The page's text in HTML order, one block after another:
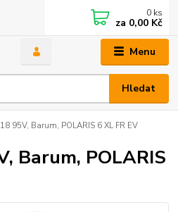
Menu
Hledat
0 ks
za 0,00 Kč
95V, Barum, POLARIS 6 XL FR EV
Barum, POLARIS